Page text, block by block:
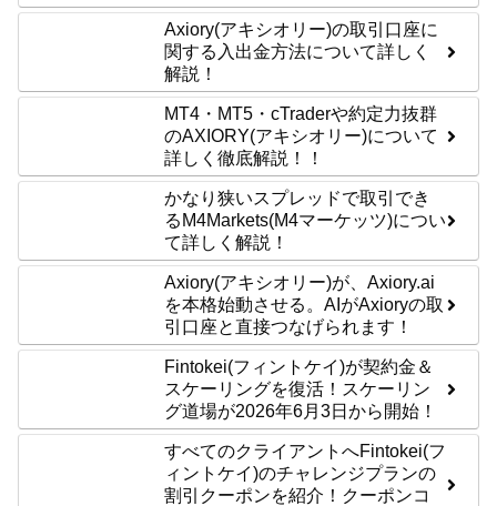
Axiory(アキシオリー)の取引口座に
関する入出金方法について詳しく
解説！
MT4・MT5・cTraderや約定力抜群
のAXIORY(アキシオリー)について
詳しく徹底解説！！
かなり狭いスプレッドで取引でき
るM4Markets(M4マーケッツ)につい
て詳しく解説！
Axiory(アキシオリー)が、Axiory.ai
を本格始動させる。AIがAxioryの取
引口座と直接つなげられます！
Fintokei(フィントケイ)が契約金＆
スケーリングを復活！スケーリン
グ道場が2026年6月3日から開始！
すべてのクライアントへFintokei(フ
ィントケイ)のチャレンジプランの
割引クーポンを紹介！クーポンコ